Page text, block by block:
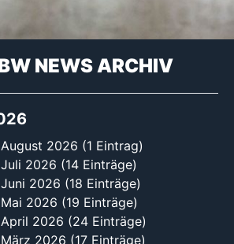
Februar 2026
(14 Einträge)
November 2025
Oktober 2025(12 Einträge)
September 2025(24 Einträge)
August 2025(13 Einträge)
Juli 2025 (9 Einträge)
Juni 2025(13 Einträge)
Mai 2025(16 Einträge)